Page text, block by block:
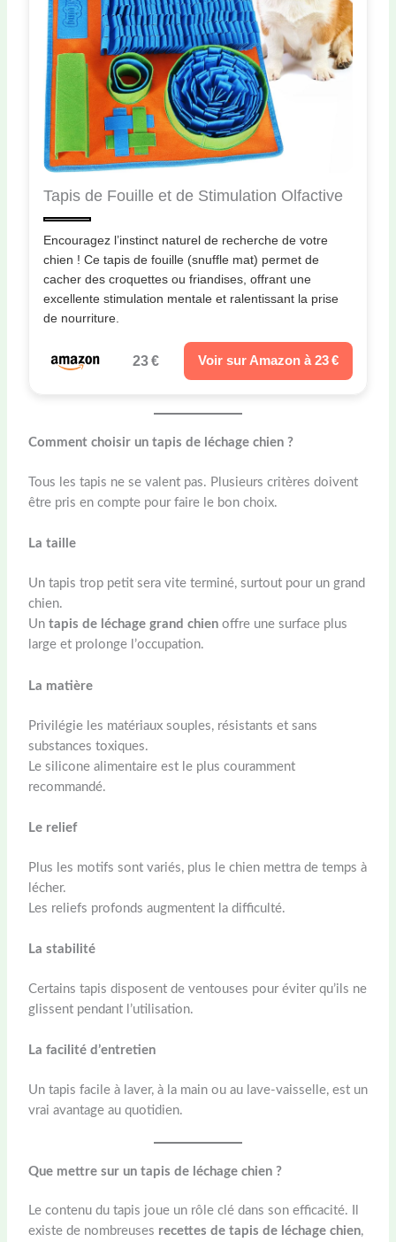
Tapis de Fouille et de Stimulation Olfactive
Encouragez l’instinct naturel de recherche de votre
chien ! Ce tapis de fouille (snuffle mat) permet de
cacher des croquettes ou friandises, offrant une
excellente stimulation mentale et ralentissant la prise
de nourriture.
23 € Voir sur Amazon à 23 €
Comment choisir un tapis de léchage chien ?
Tous les tapis ne se valent pas. Plusieurs critères doivent
être pris en compte pour faire le bon choix.
La taille
Un tapis trop petit sera vite terminé, surtout pour un grand
chien.
Un tapis de léchage grand chienoffre une surface plus
large et prolonge l’occupation.
La matière
Privilégie les matériaux souples, résistants et sans
substances toxiques.
Le silicone alimentaire est le plus couramment
recommandé.
Le relief
Plus les motifs sont variés, plus le chien mettra de temps à
lécher.
Les reliefs profonds augmentent la difficulté.
La stabilité
Certains tapis disposent de ventouses pour éviter qu’ils ne
glissent pendant l’utilisation.
La facilité d’entretien
Un tapis facile à laver, à la main ou au lave-vaisselle, est un
vrai avantage au quotidien.
Que mettre sur un tapis de léchage chien ?
Le contenu du tapis joue un rôle clé dans son efficacité. Il
existe de nombreuses recettes de tapis de léchage chien,